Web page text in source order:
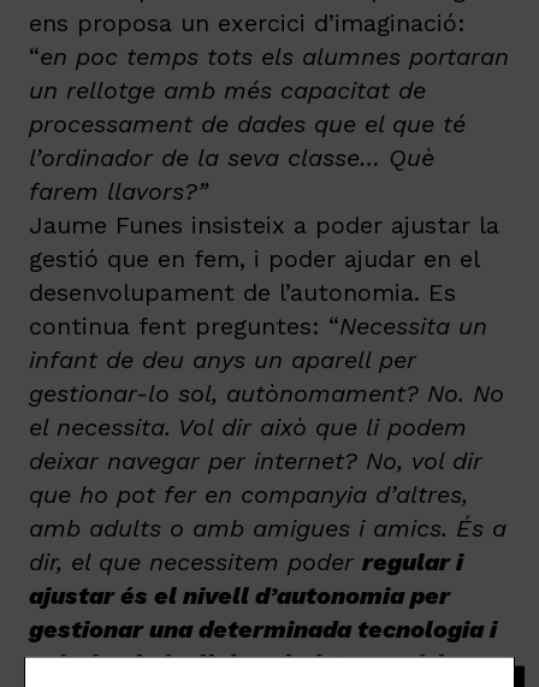
ens proposa un exercici d’imaginació:
“en poc temps tots els alumnes portaran
un rellotge amb més capacitat de
processament de dades que el que té
l’ordinador de la seva classe… Què
farem llavors?”
Jaume Funes insisteix a poder ajustar la
gestió que en fem, i poder ajudar en el
desenvolupament de l’autonomia. Es
continua fent preguntes: “Necessita un
infant de deu anys un aparell per
gestionar-lo sol, autònomament? No. No
el necessita. Vol dir això que li podem
deixar navegar per internet? No, vol dir
que ho pot fer en companyia d’altres,
amb adults o amb amigues i amics. És a
dir, el que necessitem poder regular i
ajustar és el nivell d’autonomia per
gestionar una determinada tecnologia i
quin és el nivell de soledat en què ho pot